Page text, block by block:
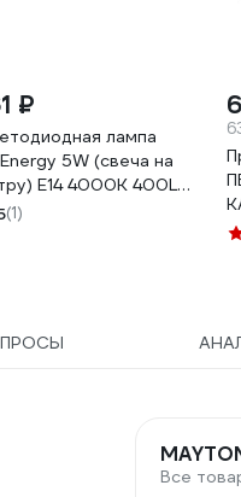
₽
лампа
5W (свеча на
E14 4000K 400Lm
(1)
Все